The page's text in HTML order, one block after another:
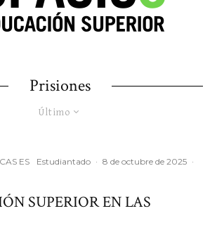
Prisiones
Último
ES Estudiantado · 8 de octubre de 2025 ·
SUPERIOR EN LAS